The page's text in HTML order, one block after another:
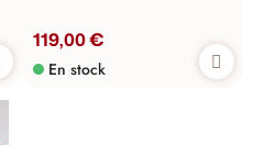
119,00 €
En stock